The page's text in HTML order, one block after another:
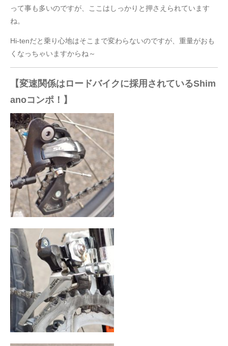
って事も多いのですが、ここはしっかりと押さえられています
ね。
Hi-tenだと乗り心地はそこまで変わらないのですが、重量がおも
くなっちゃいますからね～
【変速関係はロードバイクに採用されているShim
anoコンポ！】